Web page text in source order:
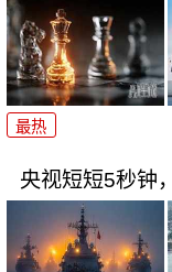
最热
央视短短5秒钟